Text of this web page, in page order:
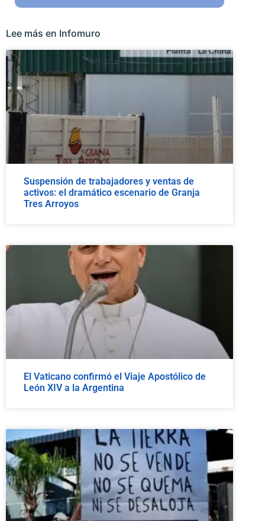
Lee más en Infomuro
Suspensión de trabajadores y ventas de
activos: el dramático escenario de Granja
Tres Arroyos
El Vaticano confirmó el Viaje Apostólico de
León XIV a la Argentina